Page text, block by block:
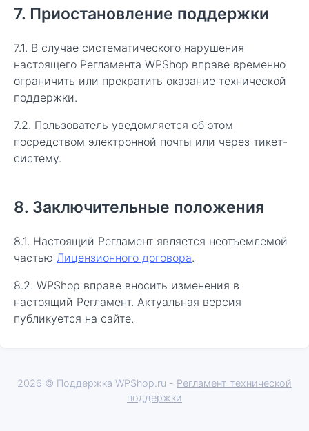
7. Приостановление поддержки
7.1. В случае систематического нарушения
настоящего Регламента WPShop вправе временно
ограничить или прекратить оказание технической
поддержки.
7.2. Пользователь уведомляется об этом
посредством электронной почты или через тикет-
систему.
8. Заключительные положения
8.1. Настоящий Регламент является неотъемлемой
частью Лицензионного договора.
8.2. WPShop вправе вносить изменения в
настоящий Регламент. Актуальная версия
публикуется на сайте.
2026 © Поддержка WPShop.ru - Регламент технической
поддержки